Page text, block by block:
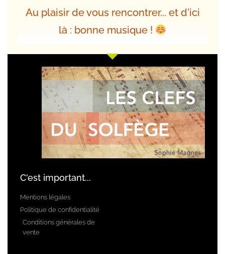
Au plaisir de vous rencontrer... et d'ici
là : bonne musique !
C'est important...
Mentions légales
Politique de confidentialité
Conditions générales de
vente